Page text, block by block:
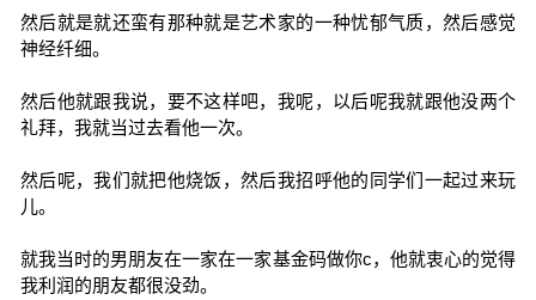
然后就是就还蛮有那种就是艺术家的一种忧郁气质，然后感觉
神经纤细。
然后他就跟我说，要不这样吧，我呢，以后呢我就跟他没两个
礼拜，我就当过去看他一次。
然后呢，我们就把他烧饭，然后我招呼他的同学们一起过来玩
儿。
就我当时的男朋友在一家在一家基金码做你c，他就衷心的觉得
我利润的朋友都很没劲。